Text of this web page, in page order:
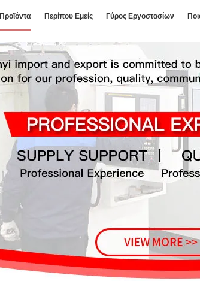
Προϊόντα Περίπου Εμείς Γύρος Εργοστασίων